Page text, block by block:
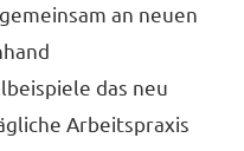
an neuen
das neu
Arbeitspraxis